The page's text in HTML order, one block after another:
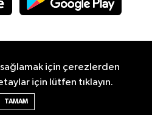
için çerezlerden
için lütfen tıklayın.
TAMAM